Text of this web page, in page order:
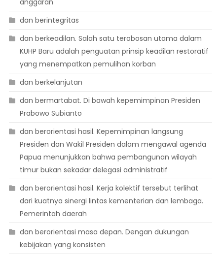
dan berintegritas
dan berkeadilan. Salah satu terobosan utama dalam
KUHP Baru adalah penguatan prinsip keadilan restoratif
yang menempatkan pemulihan korban
dan berkelanjutan
dan bermartabat. Di bawah kepemimpinan Presiden
Prabowo Subianto
dan berorientasi hasil. Kepemimpinan langsung
Presiden dan Wakil Presiden dalam mengawal agenda
Papua menunjukkan bahwa pembangunan wilayah
timur bukan sekadar delegasi administratif
dan berorientasi hasil. Kerja kolektif tersebut terlihat
dari kuatnya sinergi lintas kementerian dan lembaga.
Pemerintah daerah
dan berorientasi masa depan. Dengan dukungan
kebijakan yang konsisten